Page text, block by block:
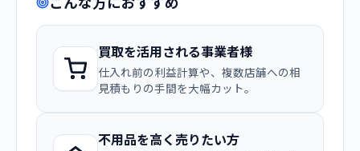
買取を活用される事業者様
仕入れ前の利益計算や、複数店舗への相
見積もりの手間を大幅カット。
不用品を高く売りたい方